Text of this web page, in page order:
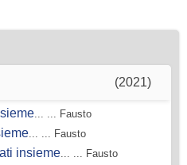
(2021)
... ... Fausto
... ... Fausto
insieme ... ... Fausto